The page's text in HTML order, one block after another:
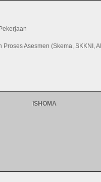
Asesmen (Skema, SKKNI,
ISHOMA